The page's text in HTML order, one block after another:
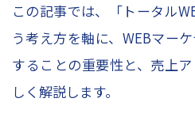
– SEO対策
– WEBマーケティング
– レポート作成
この記事では、「トータル
う考え方を軸に、WEBマー
することの重要性と、売上
しく解説します。